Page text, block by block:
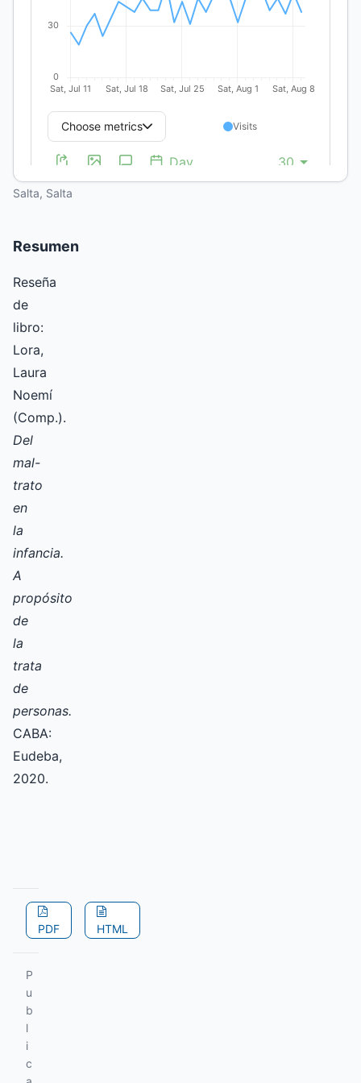
Eudeba,
2020.
Victor
Toledo
Universidad
Católica de
Salta, Salta
Resumen
Reseña
de
libro:
Lora,
Laura
Noemí
(Comp.).
Del
mal-
trato
en
la
infancia.
A
propósito
de
la
trata
de
personas.
CABA:
Eudeba,
2020.
PDF HTML
P
u
b
l
i
c